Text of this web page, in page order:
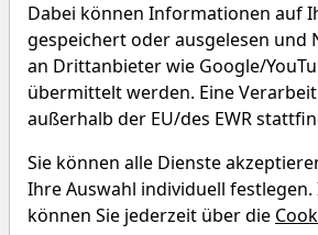
253,182 $ -
Echtzeit-Aktienkurs
Was macht
Dabei können Informationen auf
gespeichert oder ausgelesen und
an Drittanbieter wie Google/
übermittelt werden. Eine
außerhalb der EU/des EWR
Sie können alle Dienste
Ihre Auswahl individuell
können Sie jederzeit über die